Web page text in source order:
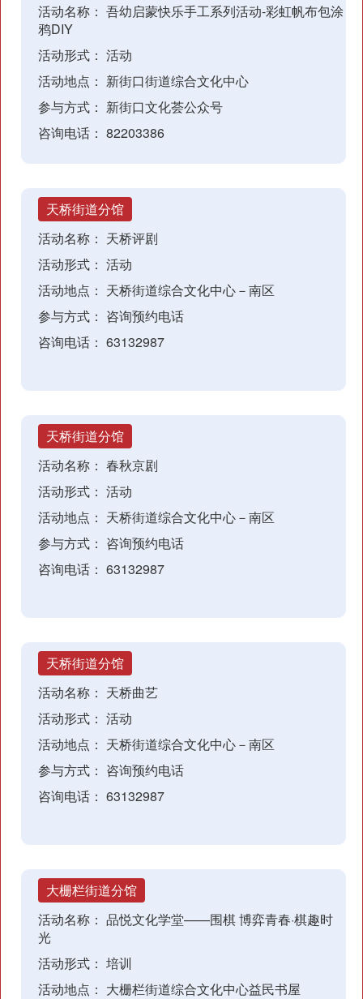
活动名称： 吾幼启蒙快乐手工系列活动-彩虹帆布包涂
鸦DIY
活动形式： 活动
活动地点： 新街口街道综合文化中心
参与方式： 新街口文化荟公众号
咨询电话： 82203386
天桥街道分馆
活动名称： 天桥评剧
活动形式： 活动
活动地点： 天桥街道综合文化中心－南区
参与方式： 咨询预约电话
咨询电话： 63132987
天桥街道分馆
活动名称： 春秋京剧
活动形式： 活动
活动地点： 天桥街道综合文化中心－南区
参与方式： 咨询预约电话
咨询电话： 63132987
天桥街道分馆
活动名称： 天桥曲艺
活动形式： 活动
活动地点： 天桥街道综合文化中心－南区
参与方式： 咨询预约电话
咨询电话： 63132987
大栅栏街道分馆
活动名称： 品悦文化学堂——围棋 博弈青春·棋趣时
光
活动形式： 培训
活动地点： 大栅栏街道综合文化中心益民书屋